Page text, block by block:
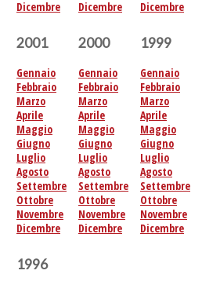
Dicembre
Dicembre
Dicembre
2001
Gennaio
Febbraio
Marzo
Aprile
Maggio
Giugno
Luglio
Agosto
Settembre
Ottobre
Novembre
Dicembre
2000
Gennaio
Febbraio
Marzo
Aprile
Maggio
Giugno
Luglio
Agosto
Settembre
Ottobre
Novembre
Dicembre
1999
Gennaio
Febbraio
Marzo
Aprile
Maggio
Giugno
Luglio
Agosto
Settembre
Ottobre
Novembre
Dicembre
1996